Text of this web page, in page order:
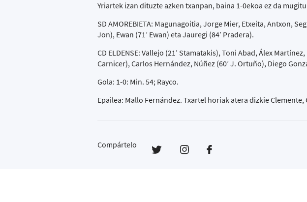
Yriartek izan dituzte azken txanpan, baina 1-0ekoa ez da
SD AMOREBIETA: Magunagoitia, Jorge Mier, Etxeita, Antxon,
Jon), Ewan (71’ Ewan) eta Jauregi (84’ Pradera).
CD ELDENSE: Vallejo (21’ Stamatakis), Toni Abad, Álex
Carnicer), Carlos Hernández, Núñez (60’ J. Ortuño), Diego
Gola: 1-0: Min. 54; Rayco.
Epailea: Mallo Fernández. Txartel horiak atera dizkie
Compártelo